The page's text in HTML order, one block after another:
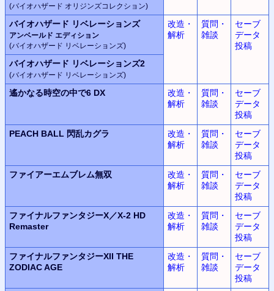
(バイオハザード オリジンズコレクション)
バイオハザード リベレーションズ
アンベールド エディション
(バイオハザード リベレーションズ)
改造・
解析
質問・
雑談
セーブ
データ
投稿
バイオハザード リベレーションズ2
(バイオハザード リベレーションズ)
遙かなる時空の中で6 DX
改造・
解析
質問・
雑談
セーブ
データ
投稿
PEACH BALL 閃乱カグラ
改造・
解析
質問・
雑談
セーブ
データ
投稿
ファイアーエムブレム無双
改造・
解析
質問・
雑談
セーブ
データ
投稿
ファイナルファンタジーX／X-2 HD
Remaster
改造・
解析
質問・
雑談
セーブ
データ
投稿
ファイナルファンタジーXII THE
ZODIAC AGE
改造・
解析
質問・
雑談
セーブ
データ
投稿